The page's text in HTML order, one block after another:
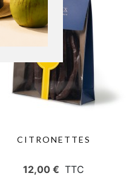
CITRONETTES
12,00 € TTC